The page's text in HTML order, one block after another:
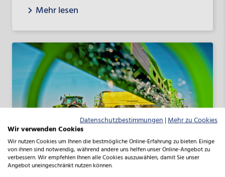
eine Home Stagerin überhaupt? Die Dienstleistungen von
ausgerichtet, Immobilien ansprechender und attraktiver
für potenzielle Käufer zu gestalten. Eine sehr spezielle
Einrichtung, kleine Makel, dunkle Räume oder eine
herausfordernde Raumaufteilung stehen einem Verkauf
der Immobilien erschwerend im Wege. „Home Staging
akzentuiert die besonderen Stärken der jeweiligen
Immobilie und hebt sie hervor. Offene und modern
und regen eher zum Kauf an“, beschreibt Elisabeth Trick
Ihre Dienstleistung. Ziel sei es, Emotionen zu erzeugen und
die Immobilie bestmöglich zu präsentieren, um „Zukunft
statt Vergangenheit zu verkaufen“.
Mehr lesen
Datenschutzbestimmungen|Mehr zu Cookies
Wir verwenden Cookies
Wir nutzen Cookies um Ihnen die bestmögliche Online-Erfahrung zu bieten. Einige
von ihnen sind notwendig, während andere uns helfen unser Online-Angebot zu
verbessern. Wir empfehlen Ihnen alle Cookies auszuwählen, damit Sie unser
Angebot uneingeschränkt nutzen können.